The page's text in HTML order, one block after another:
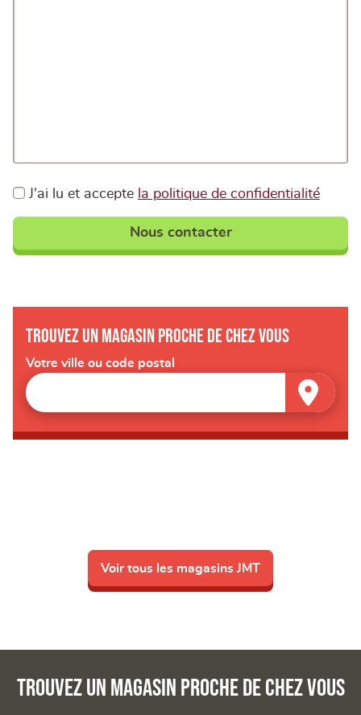
J'ai lu et accepte la politique de confidentialité
Nous contacter
Trouvez un magasin proche de chez vous
Votre ville ou code postal
Voir tous les magasins JMT
Trouvez un magasin proche de chez vous